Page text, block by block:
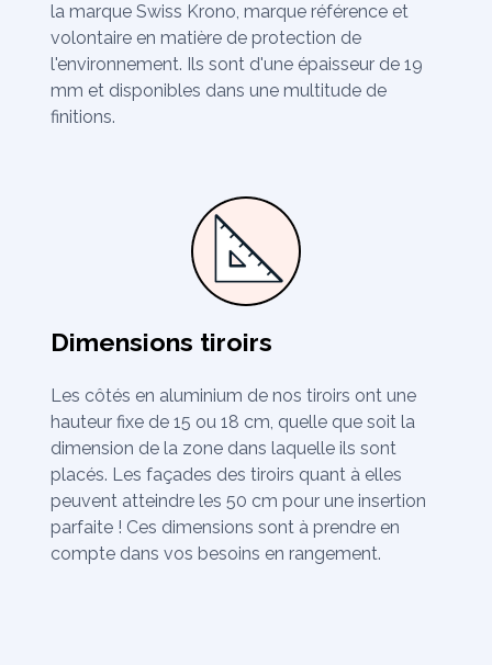
la marque Swiss Krono, marque référence et
volontaire en matière de protection de
l'environnement. Ils sont d'une épaisseur de 19
mm et disponibles dans une multitude de
finitions.
Dimensions tiroirs
Les côtés en aluminium de nos tiroirs ont une
hauteur fixe de 15 ou 18 cm, quelle que soit la
dimension de la zone dans laquelle ils sont
placés. Les façades des tiroirs quant à elles
peuvent atteindre les 50 cm pour une insertion
parfaite ! Ces dimensions sont à prendre en
compte dans vos besoins en rangement.